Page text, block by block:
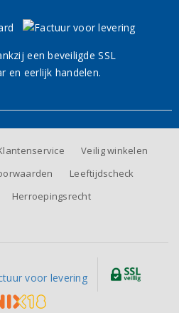
een beveiligde SSL
en eerlijk handelen.
Veilig winkelen
Leeftijdscheck
Herroepingsrecht